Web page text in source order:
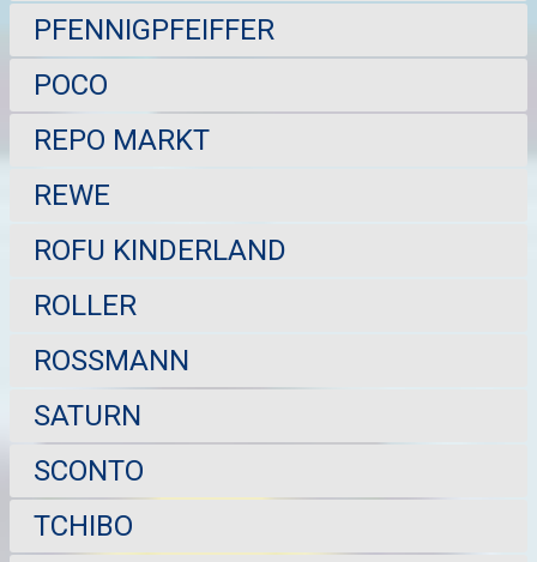
PFENNIGPFEIFFER
POCO
REPO MARKT
REWE
ROFU KINDERLAND
ROLLER
ROSSMANN
SATURN
SCONTO
TCHIBO